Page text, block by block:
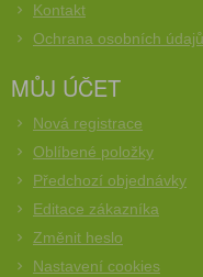
Kontakt
Ochrana osobních údajů
MŮJ ÚČET
Nová registrace
Oblíbené položky
Předchozí objednávky
Editace zákazníka
Změnit heslo
Nastavení cookies